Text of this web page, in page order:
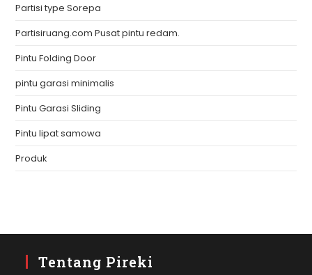
Partisi type Sorepa
Partisiruang.com Pusat pintu redam.
Pintu Folding Door
pintu garasi minimalis
Pintu Garasi Sliding
Pintu lipat samowa
Produk
Tentang Pireki